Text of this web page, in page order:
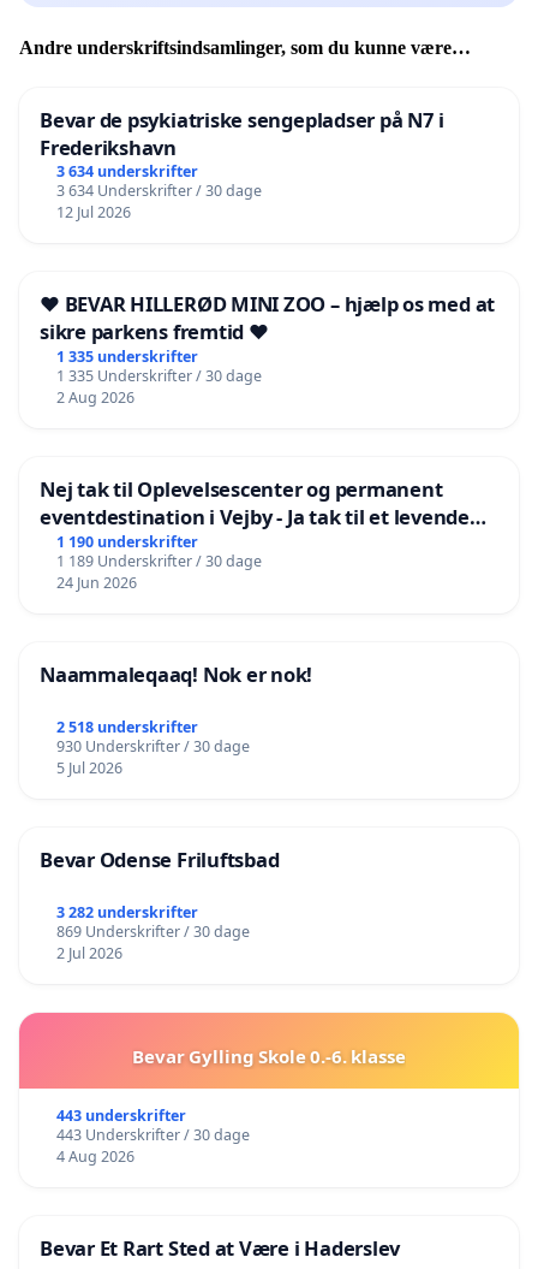
Andre underskriftsindsamlinger, som du kunne være
Bevar de psykiatriske sengepladser på N7 i
Frederikshavn
3 634 underskrifter
3 634 Underskrifter / 30 dage
12 Jul 2026
❤️ BEVAR HILLERØD MINI ZOO – hjælp os med at
sikre parkens fremtid ❤️
1 335 underskrifter
1 335 Underskrifter / 30 dage
2 Aug 2026
Nej tak til Oplevelsescenter og permanent
eventdestination i Vejby - Ja tak til et levende
lokalområde i balance
1 190 underskrifter
1 189 Underskrifter / 30 dage
24 Jun 2026
Naammaleqaaq! Nok er nok!
2 518 underskrifter
930 Underskrifter / 30 dage
5 Jul 2026
Bevar Odense Friluftsbad
3 282 underskrifter
869 Underskrifter / 30 dage
2 Jul 2026
Bevar Gylling Skole 0.-6. klasse
443 underskrifter
443 Underskrifter / 30 dage
4 Aug 2026
Bevar Et Rart Sted at Være i Haderslev